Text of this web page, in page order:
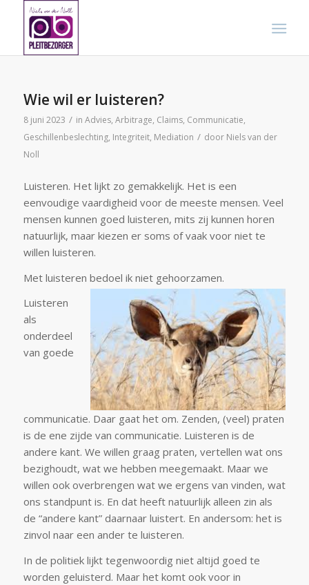
Wie wil er luisteren?
8 juni 2023 / in Advies, Arbitrage, Claims, Communicatie,
Geschillenbeslechting, Integriteit, Mediation / door Niels van der
Noll
Luisteren. Het lijkt zo gemakkelijk. Het is een
eenvoudige vaardigheid voor de meeste mensen. Veel
mensen kunnen goed luisteren, mits zij kunnen horen
natuurlijk, maar kiezen er soms of vaak voor niet te
willen luisteren.
Met luisteren bedoel ik niet gehoorzamen.
Luisteren
als
onderdeel
van goede
communicatie. Daar gaat het om. Zenden, (veel) praten
is de ene zijde van communicatie. Luisteren is de
andere kant. We willen graag praten, vertellen wat ons
bezighoudt, wat we hebben meegemaakt. Maar we
willen ook overbrengen wat we ergens van vinden, wat
ons standpunt is. En dat heeft natuurlijk alleen zin als
de “andere kant” daarnaar luistert. En andersom: het is
zinvol naar een ander te luisteren.
In de politiek lijkt tegenwoordig niet altijd goed te
worden geluisterd. Maar het komt ook voor in